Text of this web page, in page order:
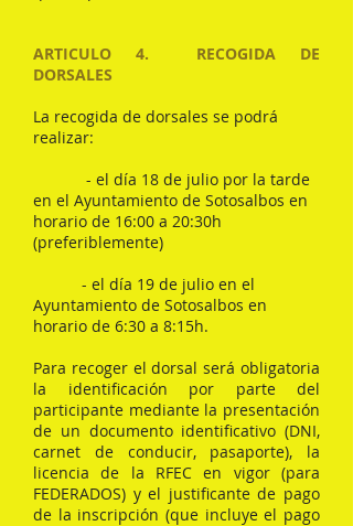
ARTICULO 4. RECOGIDA DE
DORSALES
La recogida de dorsales se podrá
realizar:
- el día 18 de julio por la tarde
en el Ayuntamiento de Sotosalbos en
horario de 16:00 a 20:30h
(preferiblemente)
- el día 19 de julio en el
Ayuntamiento de Sotosalbos en
horario de 6:30 a 8:15h.
Para recoger el dorsal será obligatoria
la identificación por parte del
participante mediante la presentación
de un documento identificativo (DNI,
carnet de conducir, pasaporte), la
licencia de la RFEC en vigor (para
FEDERADOS) y el justificante de pago
de la inscripción (que incluye el pago